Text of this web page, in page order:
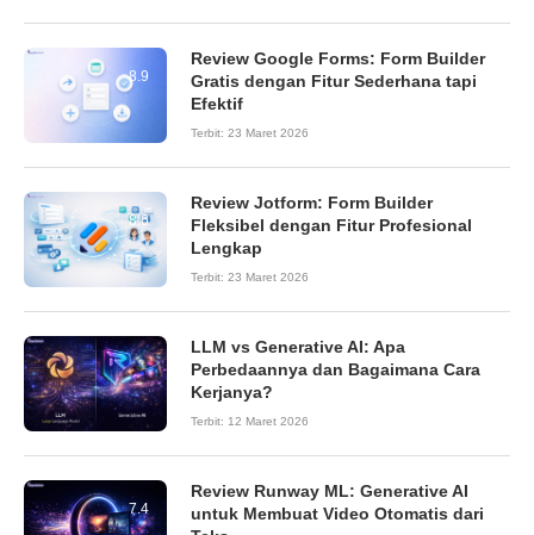
8.9
Review Google Forms: Form Builder
Gratis dengan Fitur Sederhana tapi
Efektif
Terbit: 23 Maret 2026
8.6
Review Jotform: Form Builder
Fleksibel dengan Fitur Profesional
Lengkap
Terbit: 23 Maret 2026
LLM vs Generative AI: Apa
Perbedaannya dan Bagaimana Cara
Kerjanya?
Terbit: 12 Maret 2026
7.4
Review Runway ML: Generative AI
untuk Membuat Video Otomatis dari